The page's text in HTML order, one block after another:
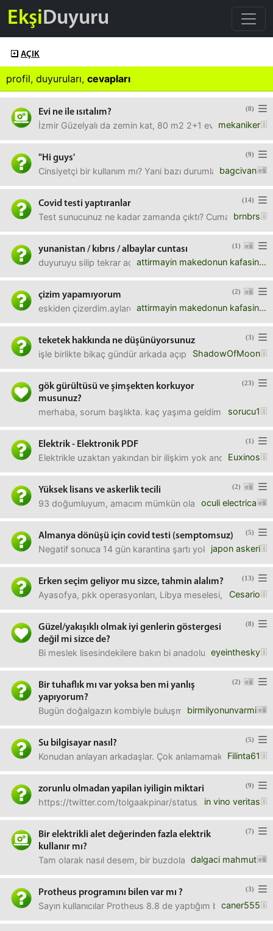
EkşiDuyuru
AÇIK
profil, duyuruları, cevapları
(8)
Evi ne ile ısıtalım?
mekaniker
İzmir Güzelyalı da zemin kat, 80 m2 2+1 evimiz var. Bu ev
(9)
"Hi guys'
bagcivan
Cinsiyetçi bir kullanım mı? Yani bazı durumlarda
(14)
Covid testi yaptıranlar
brnbrs
Test sunucunuz ne kadar zamanda çıktı? Cumartesi
(1)
yunanistan / kıbrıs / albaylar cuntası
attirmayin makedonun kafasini
duyuruyu silip tekrar açtım çünkü çok az kişi
(2)
çizim yapamıyorum
attirmayin makedonun kafasini
eskiden çizerdim.aylardır tek bir düzgün portre
(3)
teketek hakkında ne düşünüyorsunuz
ShadowOfMoon
işle birlikte bikaç gündür arkada açıp dinliyorum ilber
(23)
gök gürültüsü ve şimşekten korkuyor
musunuz?
sorucu1
merhaba, sorum başlıkta. kaç yaşıma geldim hala
(1)
Elektrik - Elektronik PDF
Euxinos
Elektrikle uzaktan yakından bir ilişkim yok ancak en
(2)
Yüksek lisans ve askerlik tecili
oculi electrica
93 doğumluyum, amacım mümkün olan en uzak tarihe
(5)
Almanya dönüşü için covid testi (semptomsuz)
japon askeri
Negatif sonuca 14 gün karantina şartı yokmuş
(13)
Erken seçim geliyor mu sizce, tahmin alalım?
Cesario
Ayasofya, pkk operasyonları, Libya meselesi, seçim
(8)
Güzel/yakışıklı olmak iyi genlerin göstergesi
değil mi sizce de?
eyeinthesky
Bi meslek lisesindekilere bakın bi anadolu fen liselerine.
(2)
Bir tuhaflık mı var yoksa ben mi yanlış
yapıyorum?
birmilyonunvarmi
Bugün doğalgazın kombiyle buluşması için tesisatçılar
(5)
Su bilgisayar nasıl?
Filinta61
Konudan anlayan arkadaşlar. Çok anlamamakla beraber
(9)
zorunlu olmadan yapilan iyiligin miktari
in vino veritas
https://twitter.com/tolgaakpinar/status/
(7)
Bir elektrikli alet değerinden fazla elektrik
kullanır mı?
dalgaci mahmut
Tam olarak nasıl desem, bir buzdolabı düşünelim. Bu
(3)
Protheus programını bilen var mı ?
caner555
Sayın kullanıcılar Protheus 8.8 de yaptığım bir projeyi